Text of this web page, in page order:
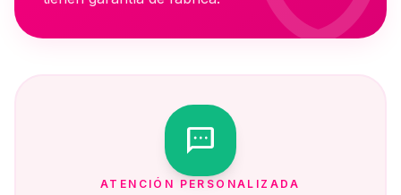
sms
ATENCIÓN PERSONALIZADA